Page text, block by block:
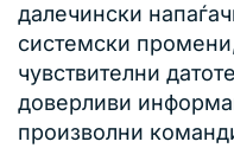
далечински
системски
чувствителни
доверливи
произволни